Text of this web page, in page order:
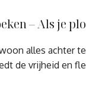
– Als je
alles achter
de vrijheid en